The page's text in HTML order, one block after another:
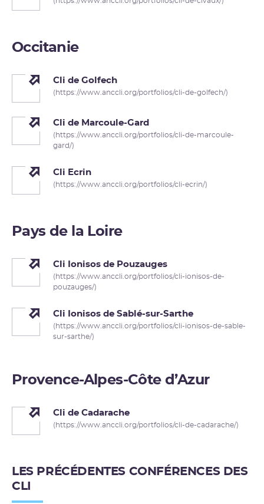
Occitanie
Cli de Golfech
(https://www.anccli.org/portfolios/cli-de-golfech/)
Cli de Marcoule-Gard
(https://www.anccli.org/portfolios/cli-de-marcoule-
gard/)
Cli Ecrin
(https://www.anccli.org/portfolios/cli-ecrin/)
Pays de la Loire
Cli Ionisos de Pouzauges
(https://www.anccli.org/portfolios/cli-ionisos-de-
pouzauges/)
Cli Ionisos de Sablé-sur-Sarthe
(https://www.anccli.org/portfolios/cli-ionisos-de-sable-
sur-sarthe/)
Provence-Alpes-Côte d’Azur
Cli de Cadarache
(https://www.anccli.org/portfolios/cli-de-cadarache/)
LES PRÉCÉDENTES CONFÉRENCES DES
CLI